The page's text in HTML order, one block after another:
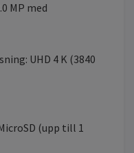
MP med
UHD 4 K (3840
(upp till 1